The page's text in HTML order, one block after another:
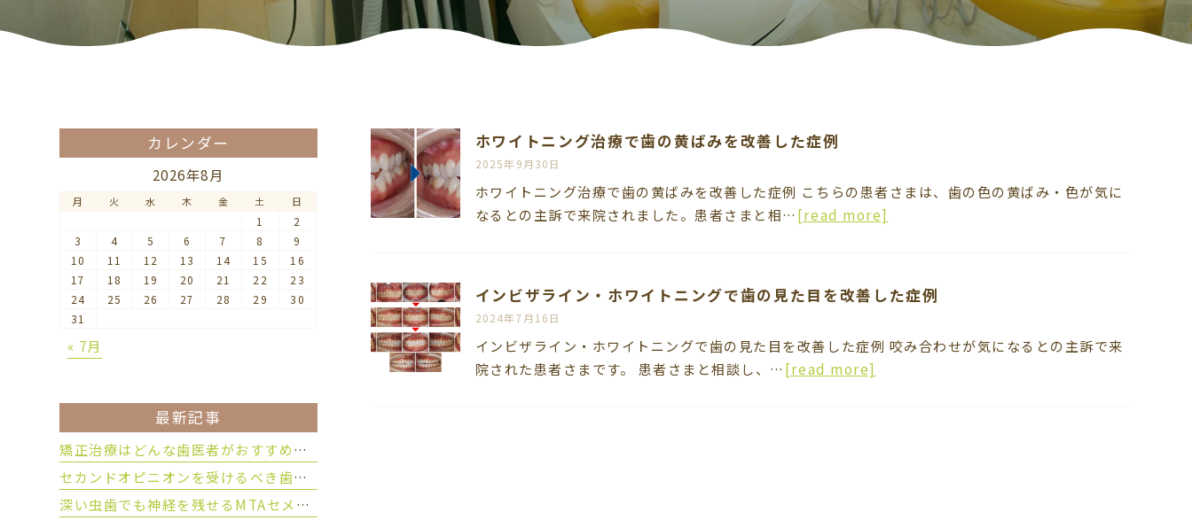
ホワイトニング治療で歯の黄ばみを改善した症例
2025年9月30日
ホワイトニング治療で歯の黄ばみを改善した症例 こちらの患者さまは、歯の色の黄ばみ・色が気に
なるとの主訴で来院されました。患者さまと相… [read more]
インビザライン・ホワイトニングで歯の見た目を改善した症例
2024年7月16日
インビザライン・ホワイトニングで歯の見た目を改善した症例 咬み合わせが気になるとの主訴で来
院された患者さまです。 患者さまと相談し、… [read more]
カレンダー
2026年8月
月 火 水 木 金 土 日
1
2
3
4 5 6 7 8
9
10
11 12 13 14 15
16
17
18 19 20 21 22
23
24
25 26 27 28 29
30
31
« 7月
最新記事
矯正治療はどんな歯医者がおすすめ？後悔しない歯科医院の選び方
セカンドオピニオンを受けるべき歯科治療とは？
深い虫歯でも神経を残せるMTAセメントとは？